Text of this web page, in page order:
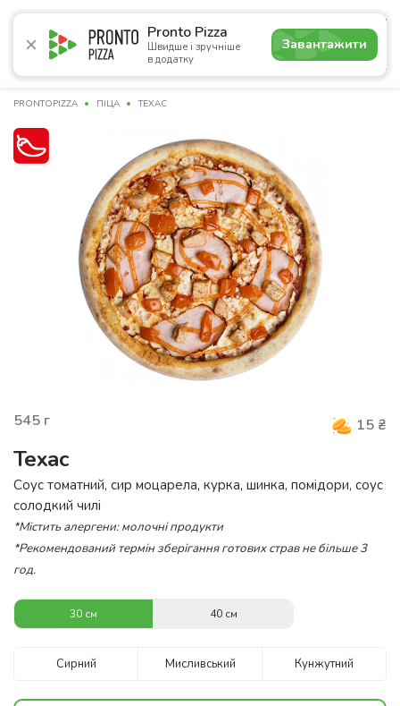
Pronto Pizza
Швидше і зручніше
в додатку
Завантажити
5.0
Акції Піца Суші Сети Бургери Комбо
PRONTOPIZZA ПІЦА ТЕХАС
545 г 15 ₴
Техас
Соус томатний, сир моцарела, курка, шинка, помідори, соус
солодкий чилі
*Містить алергени: молочні продукти
*Рекомендований термін зберігання готових страв не більше 3
год.
30 см 40 см
Сирний Мисливський Кунжутний